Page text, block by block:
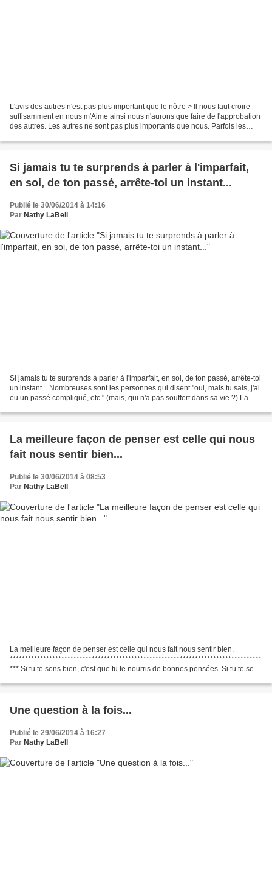
L'avis des autres n'est pas plus important que le nôtre > Il nous faut croire
suffisamment en nous m'Aime ainsi nous n'aurons que faire de l'approbation
des autres. Les autres ne sont pas plus importants que nous. Parfois les
Si jamais tu te surprends à parler à l'imparfait,
en soi, de ton passé, arrête-toi un instant...
Publié le 30/06/2014 à 14:16
Par Nathy LaBell
Si jamais tu te surprends à parler à l'imparfait, en soi, de ton passé, arrête-toi
un instant... Nombreuses sont les personnes qui disent "oui, mais tu sais, j'ai
eu un passé compliqué, etc." (mais, qui n'a pas souffert dans sa vie ?) La
La meilleure façon de penser est celle qui nous
fait nous sentir bien...
Publié le 30/06/2014 à 08:53
Par Nathy LaBell
La meilleure façon de penser est celle qui nous fait nous sentir bien.
***********************************************************************************
*** Si tu te sens bien, c'est que tu te nourris de bonnes pensées. Si tu te sens
Une question à la fois...
Publié le 29/06/2014 à 16:27
Par Nathy LaBell